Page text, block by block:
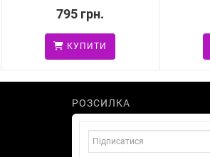
795 грн.
КУПИТИ
РОЗСИЛКА